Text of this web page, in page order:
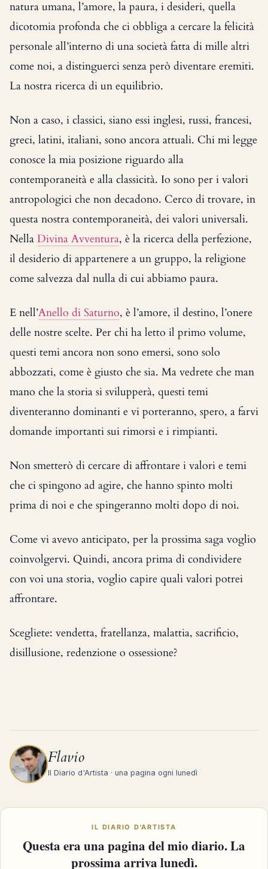
natura umana, l’amore, la paura, i desideri, quella
dicotomia profonda che ci obbliga a cercare la felicità
personale all’interno di una società fatta di mille altri
come noi, a distinguerci senza però diventare eremiti.
La nostra ricerca di un equilibrio.
Non a caso, i classici, siano essi inglesi, russi, francesi,
greci, latini, italiani, sono ancora attuali. Chi mi legge
conosce la mia posizione riguardo alla
contemporaneità e alla classicità. Io sono per i valori
antropologici che non decadono. Cerco di trovare, in
questa nostra contemporaneità, dei valori universali.
Nella Divina Avventura, è la ricerca della perfezione,
il desiderio di appartenere a un gruppo, la religione
come salvezza dal nulla di cui abbiamo paura.
E nell’Anello di Saturno, è l’amore, il destino, l’onere
delle nostre scelte. Per chi ha letto il primo volume,
questi temi ancora non sono emersi, sono solo
abbozzati, come è giusto che sia. Ma vedrete che man
mano che la storia si svilupperà, questi temi
diventeranno dominanti e vi porteranno, spero, a farvi
domande importanti sui rimorsi e i rimpianti.
Non smetterò di cercare di affrontare i valori e temi
che ci spingono ad agire, che hanno spinto molti
prima di noi e che spingeranno molti dopo di noi.
Come vi avevo anticipato, per la prossima saga voglio
coinvolgervi. Quindi, ancora prima di condividere
con voi una storia, voglio capire quali valori potrei
affrontare.
Scegliete: vendetta, fratellanza, malattia, sacrificio,
disillusione, redenzione o ossessione?
Flavio
Il Diario d'Artista · una pagina ogni lunedì
IL DIARIO D'ARTISTA
Questa era una pagina del mio diario. La
prossima arriva lunedì.